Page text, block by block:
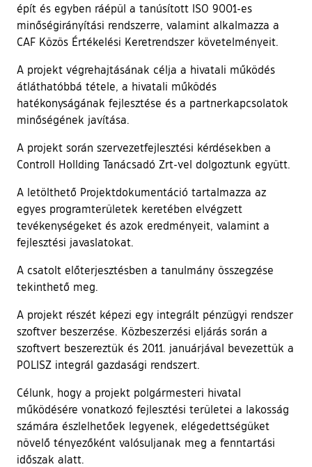
épít és egyben ráépül a tanúsított ISO 9001-es
minőségirányítási rendszerre, valamint alkalmazza a
CAF Közös Értékelési Keretrendszer követelményeit.
A projekt végrehajtásának célja a hivatali működés
átláthatóbbá tétele, a hivatali működés
hatékonyságának fejlesztése és a partnerkapcsolatok
minőségének javítása.
A projekt során szervezetfejlesztési kérdésekben a
Controll Hollding Tanácsadó Zrt-vel dolgoztunk együtt.
A letölthető Projektdokumentáció tartalmazza az
egyes programterületek keretében elvégzett
tevékenységeket és azok eredményeit, valamint a
fejlesztési javaslatokat.
A csatolt előterjesztésben a tanulmány összegzése
tekinthető meg.
A projekt részét képezi egy integrált pénzügyi rendszer
szoftver beszerzése. Közbeszerzési eljárás során a
szoftvert beszereztük és 2011. januárjával bevezettük a
POLISZ integrál gazdasági rendszert.
Célunk, hogy a projekt polgármesteri hivatal
működésére vonatkozó fejlesztési területei a lakosság
számára észlelhetőek legyenek, elégedettségüket
növelő tényezőként valósuljanak meg a fenntartási
időszak alatt.